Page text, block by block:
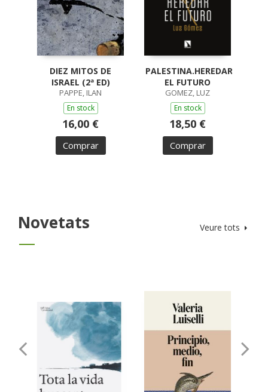
DIEZ MITOS DE
ISRAEL (2ª ED)
PAPPE, ILAN
En stock
16,00 €
Comprar
PALESTINA.HEREDAR
EL FUTURO
GOMEZ, LUZ
En stock
18,50 €
Comprar
Novetats Veure tots